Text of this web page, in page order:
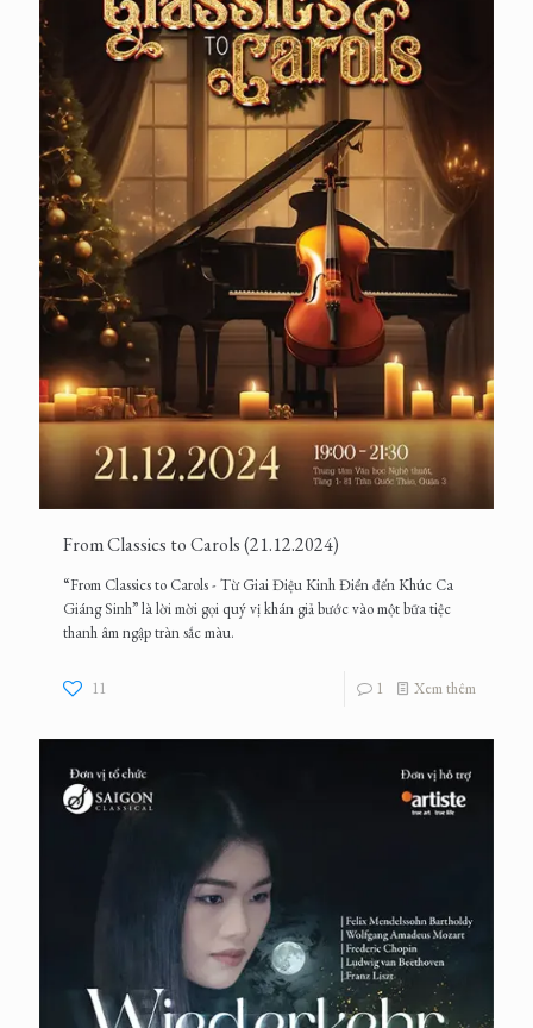
From Classics to Carols (21.12.2024)
“From Classics to Carols - Từ Giai Điệu Kinh Điển đến Khúc Ca
Giáng Sinh” là lời mời gọi quý vị khán giả bước vào một bữa tiệc
thanh âm ngập tràn sắc màu.
11 1 Xem thêm